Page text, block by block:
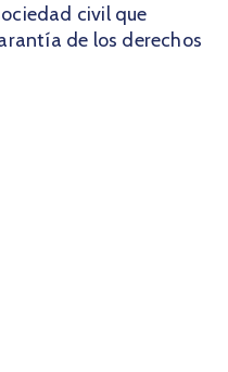
civil que
de los derechos